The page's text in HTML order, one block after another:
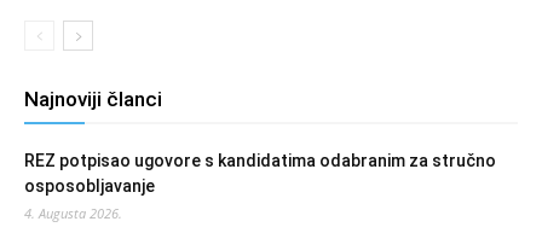
Najnoviji članci
REZ potpisao ugovore s kandidatima odabranim za stručno
osposobljavanje
4. Augusta 2026.